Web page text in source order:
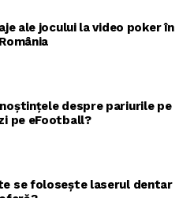
ale jocului la video poker în
despre pariurile pe
pe eFootball?
se folosește laserul dentar